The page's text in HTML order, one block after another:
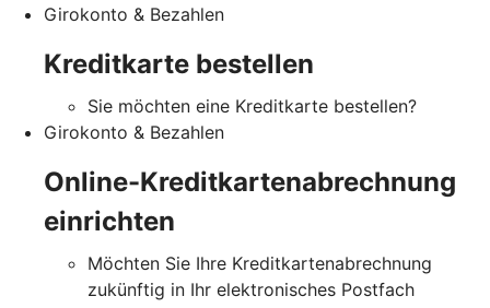
Girokonto & Bezahlen
Kreditkarte bestellen
Sie möchten eine Kreditkarte bestellen?
Girokonto & Bezahlen
Online-Kreditkartenabrechnung
einrichten
Möchten Sie Ihre Kreditkartenabrechnung
zukünftig in Ihr elektronisches Postfach